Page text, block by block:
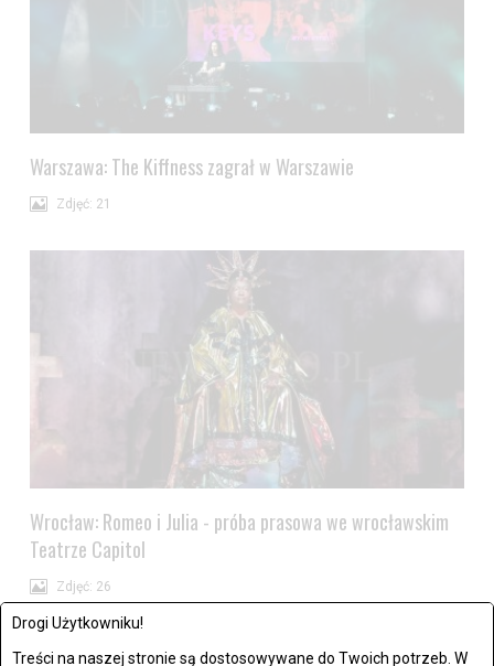
Drogi Użytkowniku!
Treści na naszej stronie są dostosowywane do Twoich potrzeb. W
Warszawa: The Kiffness zagrał w Warszawie
Zdjęć: 21
Wrocław: Romeo i Julia - próba prasowa we wrocławskim
Teatrze Capitol
Zdjęć: 26